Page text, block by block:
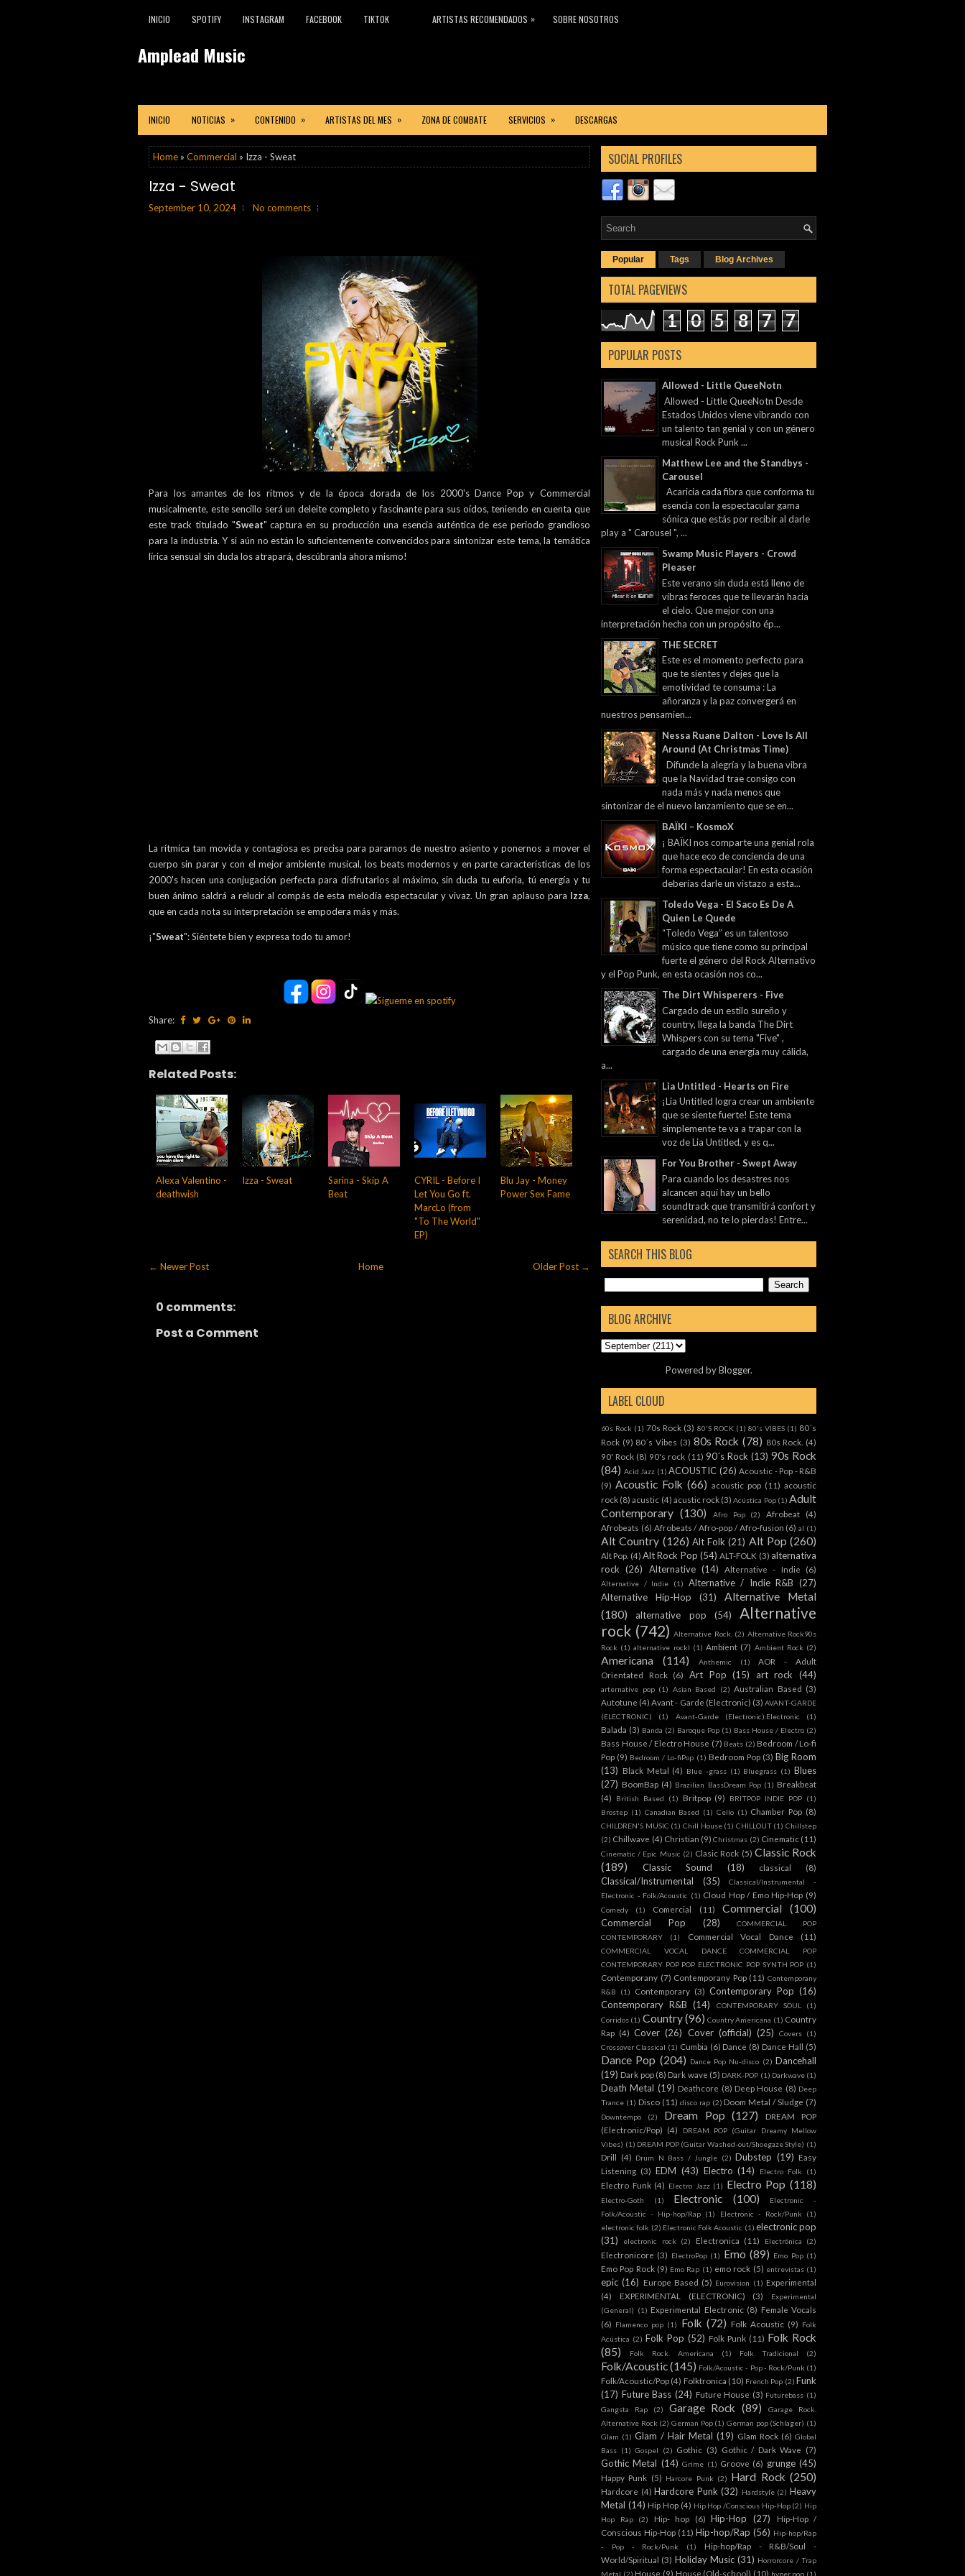
INICIO SPOTIFY INSTAGRAM FACEBOOK TIKTOK ARTISTAS RECOMENDADOS » SOBRE NOSOTROS
Amplead Music
INICIO NOTICIAS » CONTENIDO » ARTISTAS DEL MES » ZONA DE COMBATE SERVICIOS » DESCARGAS
Home » Commercial » Izza - Sweat
Izza - Sweat
September 10, 2024 No comments
Para los amantes de los ritmos y de la época dorada de los 2000's Dance Pop y Commercial
musicalmente, este sencillo será un deleite completo y fascinante para sus oídos, teniendo en cuenta que
este track titulado "Sweat" captura en su producción una esencia auténtica de ese periodo grandioso
para la industria. Y si aún no están lo suficientemente convencidos para sintonizar este tema, la temática
lírica sensual sin duda los atrapará, descúbranla ahora mismo!
La rítmica tan movida y contagiosa es precisa para pararnos de nuestro asiento y ponernos a mover el
cuerpo sin parar y con el mejor ambiente musical, los beats modernos y en parte características de los
2000's hacen una conjugación perfecta para disfrutarlos al máximo, sin duda tu euforia, tú energía y tu
buen ánimo saldrá a relucir al compás de esta melodía espectacular y vivaz. Un gran aplauso para Izza,
que en cada nota su interpretación se empodera más y más.
¡"Sweat": Siéntete bien y expresa todo tu amor!
Share:
Related Posts:
Alexa Valentino -
deathwish
Izza - Sweat
Sarina - Skip A
Beat
CYRIL - Before I
Let You Go ft.
MarcLo (from
"To The World"
EP)
Blu Jay - Money
Power Sex Fame
← Newer Post Older Post →
Home
0 comments:
Post a Comment
SOCIAL PROFILES
Popular Tags Blog Archives
TOTAL PAGEVIEWS
1 0 5 8 7 7
POPULAR POSTS
Allowed - Little QueeNotn
Allowed - Little QueeNotn Desde
Estados Unidos viene vibrando con
un talento tan genial y con un género
musical Rock Punk ...
Matthew Lee and the Standbys -
Carousel
Acaricia cada fibra que conforma tu
esencia con la espectacular gama
sónica que estás por recibir al darle
play a " Carousel ", ...
Swamp Music Players - Crowd
Pleaser
Este verano sin duda está lleno de
vibras feroces que te llevarán hacia
el cielo. Que mejor con una
interpretación hecha con un propósito ép...
THE SECRET
Este es el momento perfecto para
que te sientes y dejes que la
emotividad te consuma : La
añoranza y la paz convergerá en
nuestros pensamien...
Nessa Ruane Dalton - Love Is All
Around (At Christmas Time)
Difunde la alegría y la buena vibra
que la Navidad trae consigo con
nada más y nada menos que
sintonizar de el nuevo lanzamiento que se en...
BAÏKI – KosmoX
¡ BAÏKI nos comparte una genial rola
que hace eco de conciencia de una
forma espectacular! En esta ocasión
deberías darle un vistazo a esta...
Toledo Vega - El Saco Es De A
Quien Le Quede
“Toledo Vega” es un talentoso
músico que tiene como su principal
fuerte el género del Rock Alternativo
y el Pop Punk, en esta ocasión nos co...
The Dirt Whisperers - Five
Cargado de un estilo sureño y
country, llega la banda The Dirt
Whispers con su tema "Five" ,
cargado de una energía muy cálida,
a...
Lia Untitled - Hearts on Fire
¡Lia Untitled logra crear un ambiente
que se siente fuerte! Este tema
simplemente te va a trapar con la
voz de Lia Untitled, y es q...
For You Brother - Swept Away
Para cuando los desastres nos
alcancen aquí hay un bello
soundtrack que transmitirá confort y
serenidad, no te lo pierdas! Entre...
SEARCH THIS BLOG
BLOG ARCHIVE
Powered byBlogger.
LABEL CLOUD
60s Rock (1) 70s Rock (3) 80'S ROCK (1) 80's VIBES (1) 80´s
Rock (9) 80´s Vibes (3) 80s Rock (78) 80s Rock. (4)
90' Rock (8) 90's rock (11) 90´s Rock (13) 90s Rock
(84) Acid Jazz (1) ACOUSTIC (26) Acoustic - Pop - R&B
(9) Acoustic Folk (66) acoustic pop (11) acoustic
rock (8) acustic (4) acustic rock (3) Acústica Pop (1) Adult
Contemporary (130) Afro Pop (2) Afrobeat
(4)
Afrobeats (6) Afrobeats / Afro-pop / Afro-fusion (6) al (1)
Alt Country (126) Alt Folk (21) Alt Pop (260)
Alt Pop. (4) Alt Rock Pop (54) ALT-FOLK (3) alternativa
rock (26) Alternative (14) Alternative - Indie (6)
Alternative / Indie (1) Alternative / Indie R&B (27)
Alternative Hip-Hop
(31)
Alternative Metal
(180)
alternative pop (54)
Alternative
rock (742) Alternative Rock. (2) Alternative Rock90s
Rock (1) alternative rockl (1) Ambient (7) Ambient Rock (2)
Americana (114) Anthemic (1)
AOR - Adult
Orientated Rock (6) Art Pop (15) art rock (44)
arternative pop (1) Asian Based (2) Australian Based (3)
Autotune (4) Avant - Garde (Electronic) (3) AVANT-GARDE
(ELECTRONIC)
(1) Avant-Garde (Electronic).Electronic (1)
Balada (3) Banda (2) Baroque Pop (1) Bass House / Electro (2)
Bass House / Electro House (7) Beats (2) Bedroom / Lo-fi
Pop (9) Bedroom / Lo-fiPop (1) Bedroom Pop (3) Big Room
(13) Black Metal (4) Blue -grass (1) Bluegrass (1) Blues
(27) BoomBap (4) Brazilian BassDream Pop (1) Breakbeat
(4)
British Based (1) Britpop (9) BRITPOP INDIE POP (1)
Brostep (1) Canadian Based (1) Cello (1) Chamber Pop (8)
CHILDREN'S MUSIC (1) Chill House (1) CHILLOUT (1) Chillstep
(2) Chillwave (4) Christian (9) Christmas (2) Cinematic (11)
Cinematic / Epic Music (2) Clasic Rock (5) Classic Rock
(189)
Classic Sound (18) classical (8)
Classical/Instrumental (35)
Classical/Instrumental -
Electronic - Folk/Acoustic (1) Cloud Hop / Emo Hip-Hop (9)
Comedy (1) Comercial (11) Commercial (100)
Commercial Pop (28)
COMMERCIAL POP
CONTEMPORARY
(1) Commercial Vocal Dance (11)
COMMERCIAL VOCAL DANCE COMMERCIAL POP
CONTEMPORARY POP POP ELECTRONIC POP SYNTH POP (1)
Contemporany (7) Contemporany Pop (11) Contemporany
R&B
(1) Contemporary (3) Contemporary Pop (16)
Contemporary R&B (14) CONTEMPORARY SOUL
(1)
Corridos (1) Country(96) Country Americana (1) Country
Rap (4) Cover (26) Cover (official) (25) Covers (1)
Crossover Classical (1) Cumbia (6) Dance (8) Dance Hall (5)
Dance Pop (204) Dance Pop Nu-disco (2) Dancehall
(19) Dark pop (8) Dark wave (5) DARK-POP (1) Darkwave (1)
Death Metal (19) Deathcore (8) Deep House (8) Deep
Trance (1) Disco (11) disco rap (2) Doom Metal / Sludge (7)
Downtempo (2) Dream Pop (127)
DREAM POP
(Electronic/Pop) (4)
DREAM POP (Guitar Dreamy Mellow
Vibes) (1) DREAM POP (Guitar Washed-out/Shoegaze Style) (1)
Drill (4) Drum N Bass / Jungle (2) Dubstep (19) Easy
Listening (3) EDM (43) Electro (14) Electro Folk (1)
Electro Funk (4) Electro Jazz (1) Electro Pop (118)
Electro-Goth (1) Electronic (100)
Electronic -
Folk/Acoustic - Hip-hop/Rap (1) Electronic - Rock/Punk
(1)
electronic folk (2) Electronic Folk Acoustic (1) electronic pop
(31)
electronic rock (2) Electronica (11) Electrónica (2)
Electronicore (3) ElectroPop (1) Emo (89) Emo Pop (1)
Emo Pop Rock (9) Emo Rap (1) emo rock (5) entrevistas (1)
epic (16) Europe Based (5) Eurovision (1) Experimental
(4)
EXPERIMENTAL (ELECTRONIC) (3)
Experimental
(General) (1) Experimental Electronic (8) Female Vocals
(6) Flamenco pop (1) Folk (72) Folk Acoustic (9) Folk
Acústica (2) Folk Pop (52) Folk Punk (11) Folk Rock
(85)
Folk Rock. Americana (1) Folk Tradicional (2)
Folk/Acoustic(145) Folk/Acoustic - Pop - Rock/Punk (1)
Folk/Acoustic/Pop (4) Folktronica (10) French Pop (2) Funk
(17) Future Bass (24) Future House (3) Futurebass (1)
Gangsta Rap
(2) Garage Rock (89)
Garage Rock.
Alternative Rock (2) German Pop (1) German pop (Schlager) (1)
Glam (1) Glam / Hair Metal (19) Glam Rock (6) Global
Bass (1) Gospel (2) Gothic (3) Gothic / Dark Wave (7)
Gothic Metal (14) Grime (1) Groove (6) grunge (45)
Happy Punk (5) Harcore Punk (2) Hard Rock (250)
Hardcore (4) Hardcore Punk (32) Hardstyle (2) Heavy
Metal (14) Hip Hop (4) Hip Hop /Conscious Hip-Hop (2) Hip
Hop Rap
(2) Hip- hop (6) Hip-Hop (27)
Hip-Hop /
Conscious Hip-Hop (11) Hip-hop/Rap (56) Hip-hop/Rap
- Pop - Rock/Punk
(1)
Hip-hop/Rap - R&B/Soul -
World/Spiritual (3) Holiday Music (31) Horrorcore / Trap
Metal (2) House (9) House (Old-school) (10) hyper pop (1)